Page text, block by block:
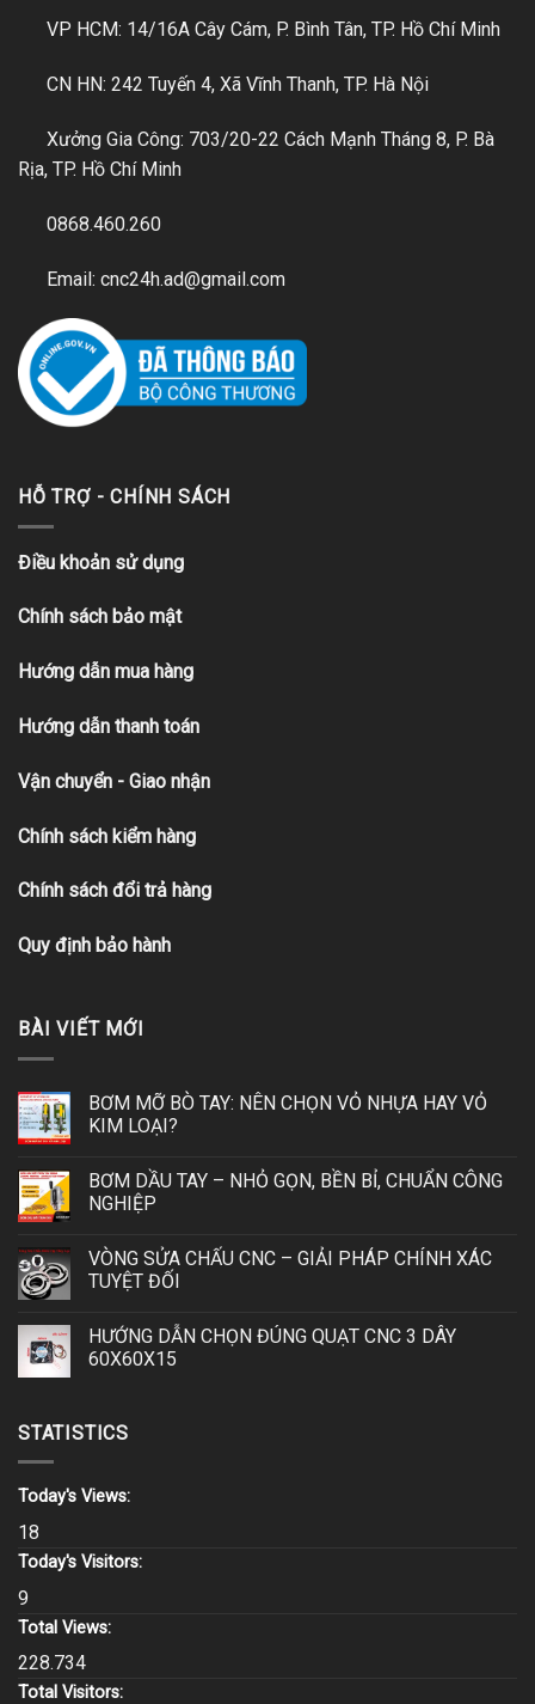
VP HCM: 14/16A Cây Cám, P. Bình Tân, TP. Hồ Chí Minh
CN HN: 242 Tuyến 4, Xã Vĩnh Thanh, TP. Hà Nội
Xưởng Gia Công: 703/20-22 Cách Mạnh Tháng 8, P. Bà
Rịa, TP. Hồ Chí Minh
0868.460.260
Email: cnc24h.ad@gmail.com
HỖ TRỢ - CHÍNH SÁCH
Điều khoản sử dụng
Chính sách bảo mật
Hướng dẫn mua hàng
Hướng dẫn thanh toán
Vận chuyển - Giao nhận
Chính sách kiểm hàng
Chính sách đổi trả hàng
Quy định bảo hành
BÀI VIẾT MỚI
BƠM MỠ BÒ TAY: NÊN CHỌN VỎ NHỰA HAY VỎ
KIM LOẠI?
BƠM DẦU TAY – NHỎ GỌN, BỀN BỈ, CHUẨN CÔNG
NGHIỆP
VÒNG SỬA CHẤU CNC – GIẢI PHÁP CHÍNH XÁC
TUYỆT ĐỐI
HƯỚNG DẪN CHỌN ĐÚNG QUẠT CNC 3 DÂY
60X60X15
STATISTICS
Today's Views:
18
Today's Visitors:
9
Total Views:
228.734
Total Visitors: